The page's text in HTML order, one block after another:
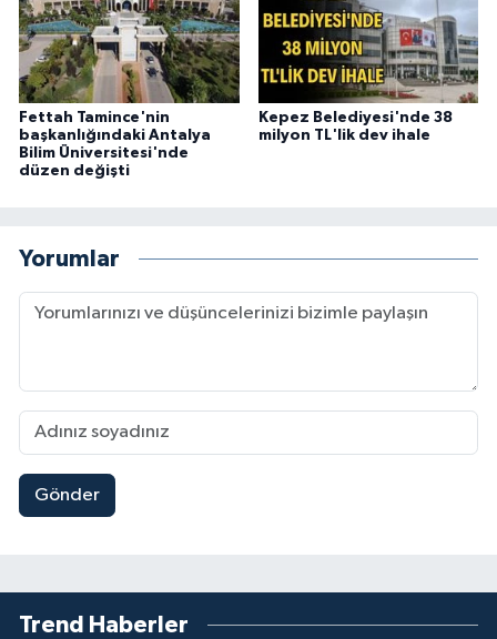
Fettah Tamince'nin
başkanlığındaki Antalya
Bilim Üniversitesi'nde
düzen değişti
Kepez Belediyesi'nde 38
milyon TL'lik dev ihale
Yorumlar
Gönder
Trend Haberler